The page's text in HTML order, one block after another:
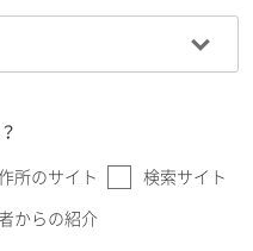
所のサイト 検索サイト
からの紹介